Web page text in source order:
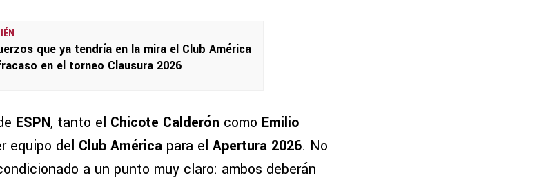
que ya tendría en la mira el Club América
en el torneo Clausura 2026
ESPN, tanto el Chicote Calderón como Emilio
equipo del Club América para el Apertura 2026. No
a un punto muy claro: ambos deberán